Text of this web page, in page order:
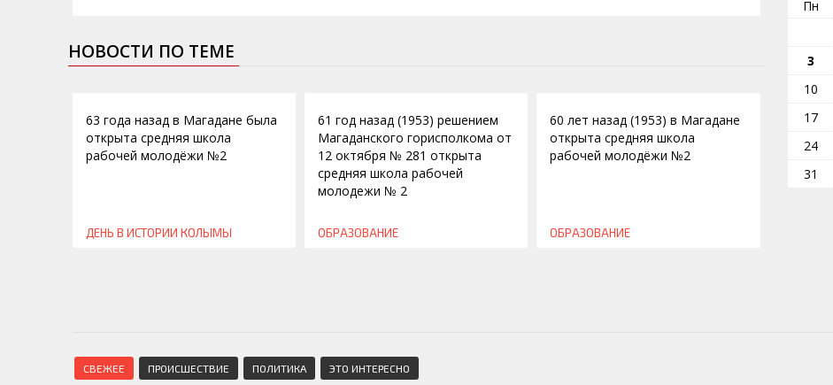
НОВОСТИ ПО ТЕМЕ
63 года назад в Магадане была
открыта средняя школа
рабочей молодёжи №2
ДЕНЬ В ИСТОРИИ КОЛЫМЫ
61 год назад (1953) решением
Магаданского горисполкома от
12 октября № 281 открыта
средняя школа рабочей
молодежи № 2
ОБРАЗОВАНИЕ
60 лет назад (1953) в Магадане
открыта средняя школа
рабочей молодёжи №2
ОБРАЗОВАНИЕ
Пн
3
10
17
24
31
СВЕЖЕЕ ПРОИСШЕСТВИЕ ПОЛИТИКА ЭТО ИНТЕРЕСНО